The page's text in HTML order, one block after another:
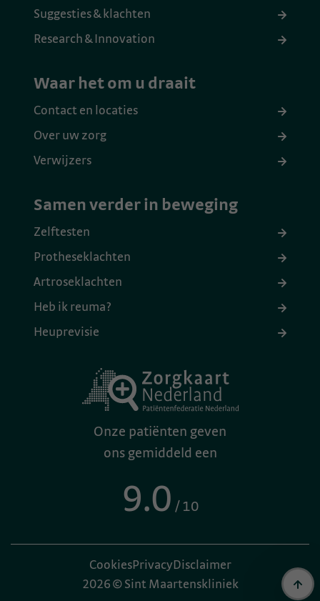
Suggesties & klachten
Research & Innovation
Waar het om u draait
Contact en locaties
Over uw zorg
Verwijzers
Samen verder in beweging
Zelftesten
Protheseklachten
Artroseklachten
Heb ik reuma?
Heuprevisie
Onze patiënten geven
ons gemiddeld een
9.0 / 10
CookiesPrivacyDisclaimer
2026 © Sint Maartenskliniek